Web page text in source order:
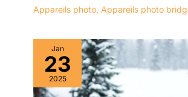
une plus
sentier
vue
accessoires
Appareils photo, Appareils photo
Jan
23
2025